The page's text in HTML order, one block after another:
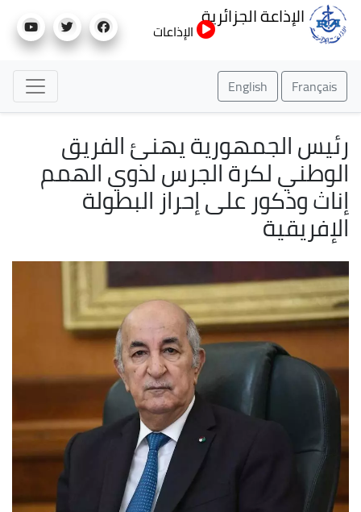
إلى
الإذاعة الجزائرية
الإذاعات
Français
English
رئيس الجمهورية يهنئ الفريق
الوطني لكرة الجرس لذوي الهمم
إناث وذكور على إحراز البطولة
الإفريقية